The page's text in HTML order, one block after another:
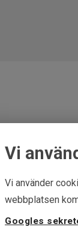
Vi
Vi använder
webbplatsen
Googles